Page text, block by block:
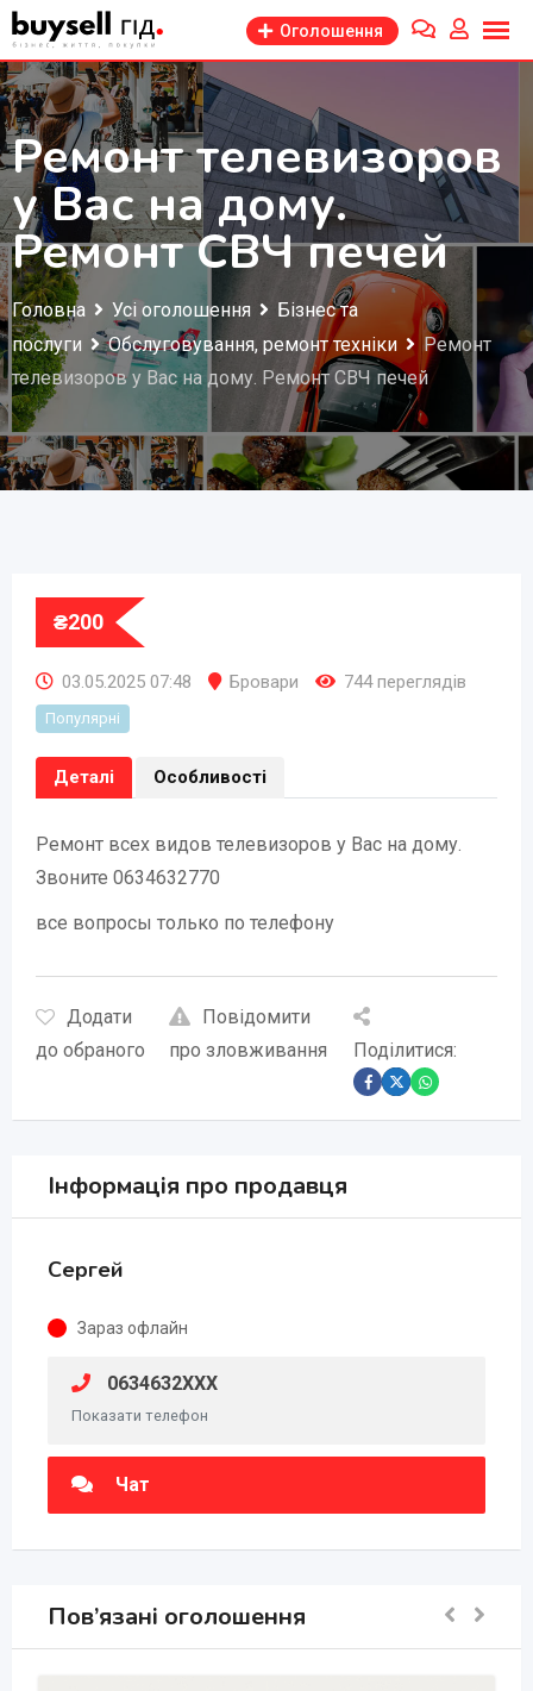
Перейти
до
змісту
Оголошення
Ремонт телевизоров
у Вас на дому.
Ремонт СВЧ печей
Головна Усі оголошення
Бізнес та
послуги
Обслуговування, ремонт техніки
Ремонт
телевизоров у Вас на дому. Ремонт СВЧ печей
₴200
03.05.2025 07:48 Бровари 744 переглядів
Популярні
Деталі Особливості
Ремонт всех видов телевизоров у Вас на дому.
Звоните 0634632770
все вопросы только по телефону
Додати
до обраного
Повідомити
про зловживання
Поділитися:
Інформація про продавця
Сергей
Зараз офлайн
0634632XXX
Показати телефон
Чат
Пов’язані оголошення